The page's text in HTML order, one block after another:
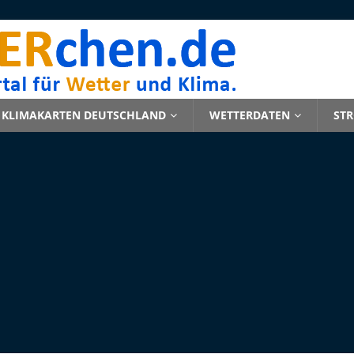
KLIMAKARTEN DEUTSCHLAND WETTERDATEN